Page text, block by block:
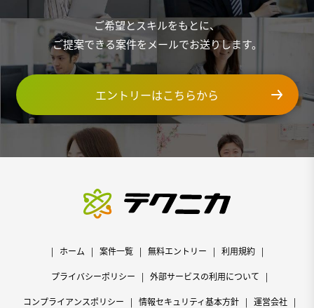
ご希望とスキルをもとに、
ご提案できる案件をメールでお送りします。
エントリーはこちらから
ホーム 案件一覧 無料エントリー 利用規約
プライバシーポリシー 外部サービスの利用について
コンプライアンスポリシー 情報セキュリティ基本方針 運営会社